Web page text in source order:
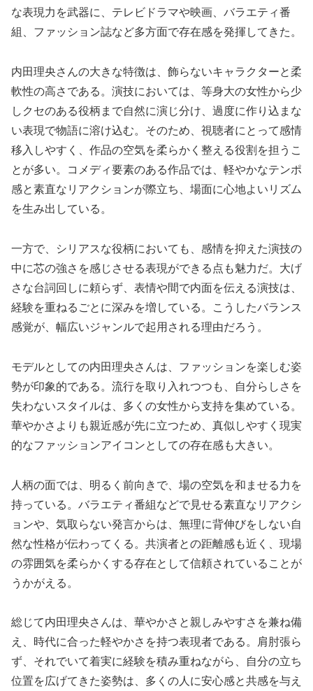
な表現力を武器に、テレビドラマや映画、バラエティ番
組、ファッション誌など多方面で存在感を発揮してきた。
内田理央さんの大きな特徴は、飾らないキャラクターと柔
軟性の高さである。演技においては、等身大の女性から少
しクセのある役柄まで自然に演じ分け、過度に作り込まな
い表現で物語に溶け込む。そのため、視聴者にとって感情
移入しやすく、作品の空気を柔らかく整える役割を担うこ
とが多い。コメディ要素のある作品では、軽やかなテンポ
感と素直なリアクションが際立ち、場面に心地よいリズム
を生み出している。
一方で、シリアスな役柄においても、感情を抑えた演技の
中に芯の強さを感じさせる表現ができる点も魅力だ。大げ
さな台詞回しに頼らず、表情や間で内面を伝える演技は、
経験を重ねるごとに深みを増している。こうしたバランス
感覚が、幅広いジャンルで起用される理由だろう。
モデルとしての内田理央さんは、ファッションを楽しむ姿
勢が印象的である。流行を取り入れつつも、自分らしさを
失わないスタイルは、多くの女性から支持を集めている。
華やかさよりも親近感が先に立つため、真似しやすく現実
的なファッションアイコンとしての存在感も大きい。
人柄の面では、明るく前向きで、場の空気を和ませる力を
持っている。バラエティ番組などで見せる素直なリアクシ
ョンや、気取らない発言からは、無理に背伸びをしない自
然な性格が伝わってくる。共演者との距離感も近く、現場
の雰囲気を柔らかくする存在として信頼されていることが
うかがえる。
総じて内田理央さんは、華やかさと親しみやすさを兼ね備
え、時代に合った軽やかさを持つ表現者である。肩肘張ら
ず、それでいて着実に経験を積み重ねながら、自分の立ち
位置を広げてきた姿勢は、多くの人に安心感と共感を与え